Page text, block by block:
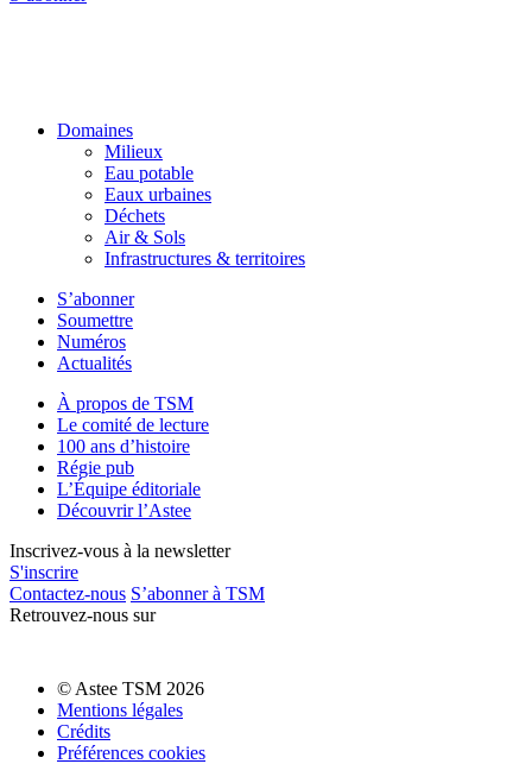
Domaines
Milieux
Eau potable
Eaux urbaines
Déchets
Air & Sols
Infrastructures & territoires
S’abonner
Soumettre
Numéros
Actualités
À propos de TSM
Le comité de lecture
100 ans d’histoire
Régie pub
L’Équipe éditoriale
Découvrir l’Astee
Inscrivez-vous à la newsletter
S'inscrire
Contactez-nous S’abonner à TSM
Retrouvez-nous sur
© Astee TSM 2026
Mentions légales
Crédits
Préférences cookies